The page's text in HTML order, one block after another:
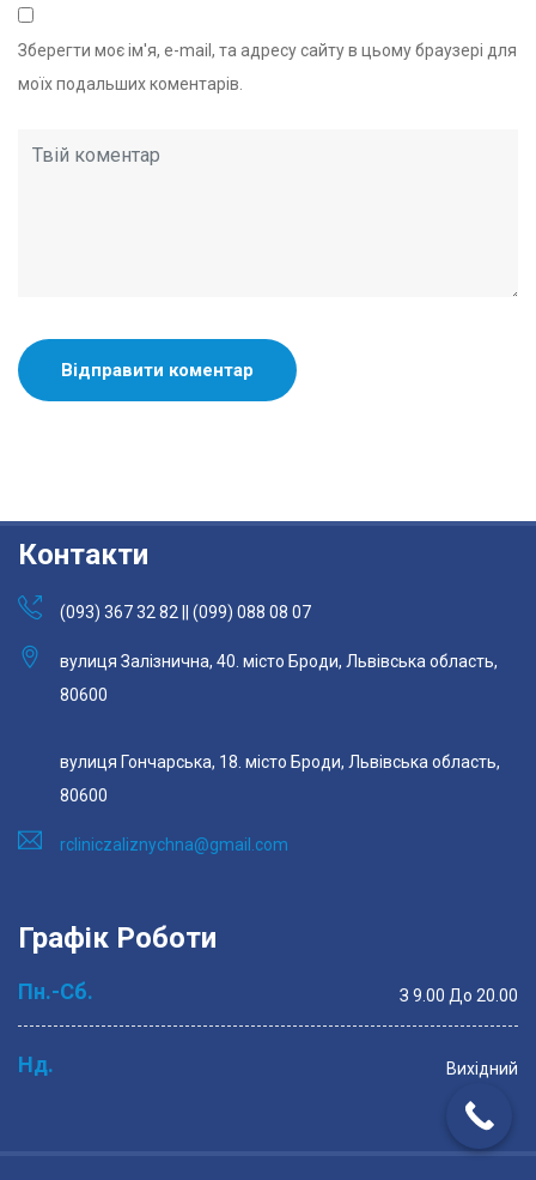
Зберегти моє ім'я, e-mail, та адресу сайту в цьому браузері для
моїх подальших коментарів.
Контакти
(093) 367 32 82 || (099) 088 08 07
вулиця Залізнична, 40. місто Броди, Львівська область,
80600
вулиця Гончарська, 18. місто Броди, Львівська область,
80600
rcliniczaliznychna@gmail.com
Графік Роботи
Пн.-Сб. З 9.00 До 20.00
Нд. Вихідний